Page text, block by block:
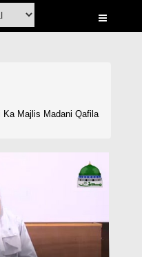
Ka Majlis Madani Qafila